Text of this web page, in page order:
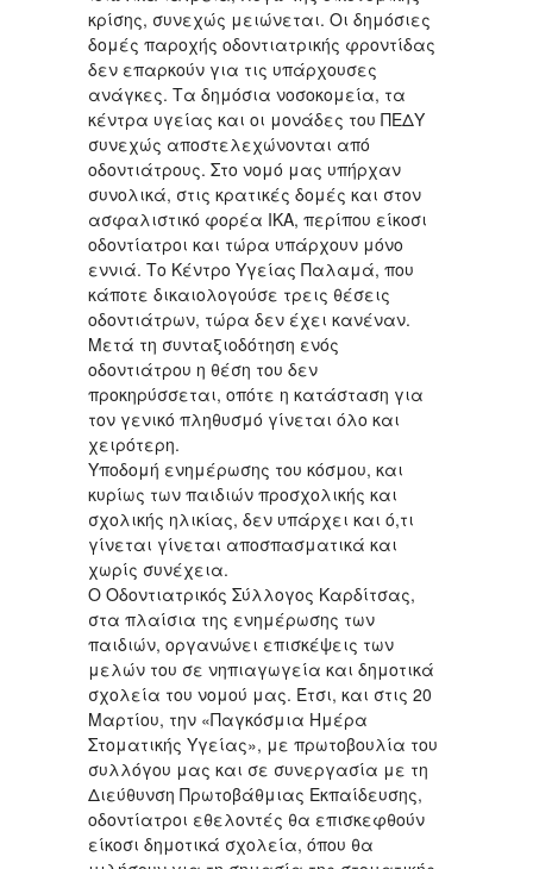
κρίσης, συνεχώς μειώνεται. Οι δημόσιες
δομές παροχής οδοντιατρικής φροντίδας
δεν επαρκούν για τις υπάρχουσες
ανάγκες. Τα δημόσια νοσοκομεία, τα
κέντρα υγείας και οι μονάδες του ΠΕΔΥ
συνεχώς αποστελεχώνονται από
οδοντιάτρους. Στο νομό μας υπήρχαν
συνολικά, στις κρατικές δομές και στον
ασφαλιστικό φορέα ΙΚΑ, περίπου είκοσι
οδοντίατροι και τώρα υπάρχουν μόνο
εννιά. Το Κέντρο Υγείας Παλαμά, που
κάποτε δικαιολογούσε τρεις θέσεις
οδοντιάτρων, τώρα δεν έχει κανέναν.
Μετά τη συνταξιοδότηση ενός
οδοντιάτρου η θέση του δεν
προκηρύσσεται, οπότε η κατάσταση για
τον γενικό πληθυσμό γίνεται όλο και
χειρότερη.
Υποδομή ενημέρωσης του κόσμου, και
κυρίως των παιδιών προσχολικής και
σχολικής ηλικίας, δεν υπάρχει και ό,τι
γίνεται γίνεται αποσπασματικά και
χωρίς συνέχεια.
Ο Οδοντιατρικός Σύλλογος Καρδίτσας,
στα πλαίσια της ενημέρωσης των
παιδιών, οργανώνει επισκέψεις των
μελών του σε νηπιαγωγεία και δημοτικά
σχολεία του νομού μας. Έτσι, και στις 20
Μαρτίου, την «Παγκόσμια Ημέρα
Στοματικής Υγείας», με πρωτοβουλία του
συλλόγου μας και σε συνεργασία με τη
Διεύθυνση Πρωτοβάθμιας Εκπαίδευσης,
οδοντίατροι εθελοντές θα επισκεφθούν
είκοσι δημοτικά σχολεία, όπου θα